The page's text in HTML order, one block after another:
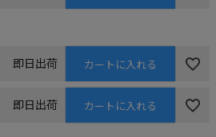
即日出荷 カートに入れる
即日出荷 カートに入れる